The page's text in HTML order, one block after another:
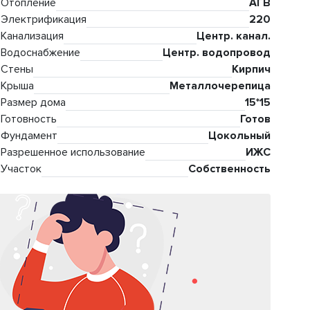
Отопление
АГВ
Электрификация
220
Канализация
Центр. канал.
Водоснабжение
Центр. водопровод
Стены
Кирпич
Крыша
Металлочерепица
Размер дома
15*15
Готовность
Готов
Фундамент
Цокольный
Разрешенное использование
ИЖС
Участок
Собственность